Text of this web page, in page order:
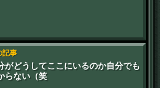
記事
がどうしてここにいるのか自分でも
らない（笑